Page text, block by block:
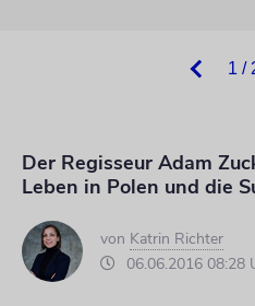
1 /
Der Regisseur Adam
Leben in Polen und die
von Katrin Richter
06.06.2016 08:28